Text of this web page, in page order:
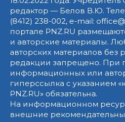
редактор — Белов В.Ю.
(8412) 238-002, e-mail:
портале PNZ.RU
и авторские материалы.
авторских материалов без
редакции запрещено. При
информационных или
гиперссылка с указанием
PNZ.RU» обязательна.
На информационном
внешние